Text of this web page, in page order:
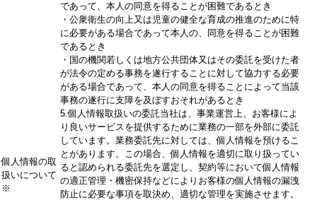
個人情報の取
扱いについて
※
であって、本人の同意を得ることが困難であるとき
・公衆衛生の向上又は児童の健全な育成の推進のために特
に必要がある場合であって本人の、同意を得ることが困難
であるとき
・国の機関若しくは地方公共団体又はその委託を受けた者
が法令の定める事務を遂行することに対して協力する必要
がある場合であって、本人の同意を得ることによって当該
事務の遂行に支障を及ぼすおそれがあるとき
5.個人情報取扱いの委託当社は、事業運営上、お客様によ
り良いサービスを提供するために業務の一部を外部に委託
しています。業務委託先に対しては、個人情報を預けるこ
とがあります。この場合、個人情報を適切に取り扱ってい
ると認められる委託先を選定し、契約等において個人情報
の適正管理・機密保持などによりお客様の個人情報の漏洩
防止に必要な事項を取決め、適切な管理を実施させます。